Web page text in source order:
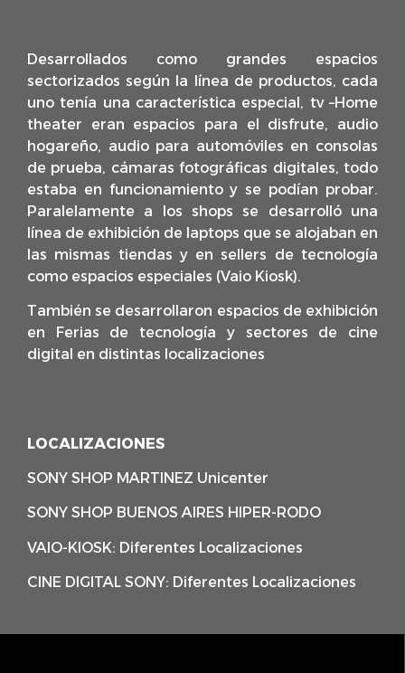
Desarrollados como grandes espacios
sectorizados según la línea de productos, cada
uno tenía una característica especial, tv –Home
theater eran espacios para el disfrute, audio
hogareño, audio para automóviles en consolas
de prueba, cámaras fotográficas digitales, todo
estaba en funcionamiento y se podían probar.
Paralelamente a los shops se desarrolló una
línea de exhibición de laptops que se alojaban en
las mismas tiendas y en sellers de tecnología
como espacios especiales (Vaio Kiosk).
También se desarrollaron espacios de exhibición
en Ferias de tecnología y sectores de cine
digital en distintas localizaciones
LOCALIZACIONES
SONY SHOP MARTINEZ Unicenter
SONY SHOP BUENOS AIRES HIPER-RODO
VAIO-KIOSK: Diferentes Localizaciones
CINE DIGITAL SONY: Diferentes Localizaciones